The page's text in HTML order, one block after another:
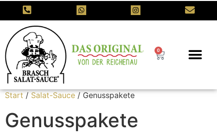
0
Start / Salat-Sauce / Genusspakete
Genusspakete